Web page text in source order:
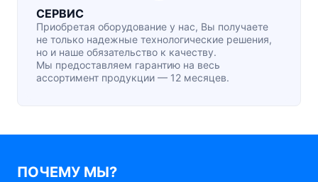
СЕРВИС
Приобретая оборудование у нас, Вы получаете
не только надежные технологические решения,
но и наше обязательство к качеству.
Мы предоставляем гарантию на весь
ассортимент продукции — 12 месяцев.
ПОЧЕМУ МЫ?